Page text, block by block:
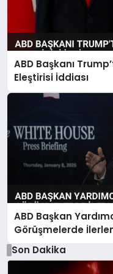
ABD Başkanı
Eleştirisi İddiası
ABD Başkan
Görüşmelerde
Son Dakika